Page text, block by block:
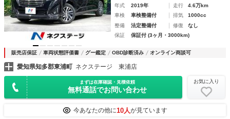
年式 2019年 走行
4.6万km
車検
車検整備付 排気
1000cc
整備
法定整備付 修復
なし
保証
保証付 (3ヶ月・3000km)
販売店保証 車両状態評価書 グー鑑定 OBD診断済み オンライン商談可
愛知県知多郡東浦町 ネクステージ 東浦店
まずは在庫確認・見積依頼
無料通話でお問い合わせ
お気に入り
今あなたの他に10人が見ています